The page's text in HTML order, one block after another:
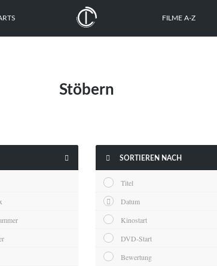
FILME A-Z
Stöbern
  SORTIEREN NACH
Titel
Datum
Kinostart
DVD-Start
Bewertung